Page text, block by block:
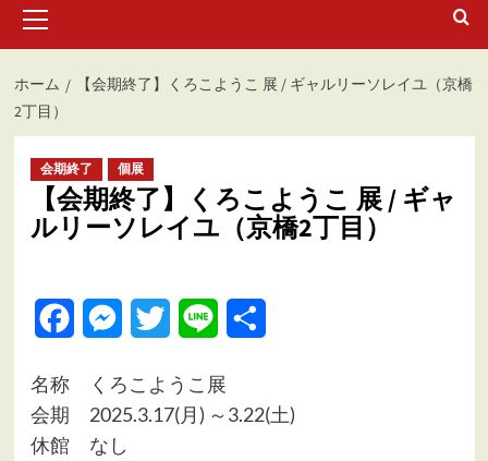
イ
ン
ニ
ュ
ー
ホーム
【会期終了】くろこようこ 展 / ギャルリーソレイユ（京橋
2丁目）
会期終了 個展
【会期終了】くろこようこ 展 / ギャ
ルリーソレイユ（京橋2丁目）
FacebookMessenger
Twitter Line
名称 くろこようこ展
会期 2025.3.17(月) ～3.22(土)
休館 なし